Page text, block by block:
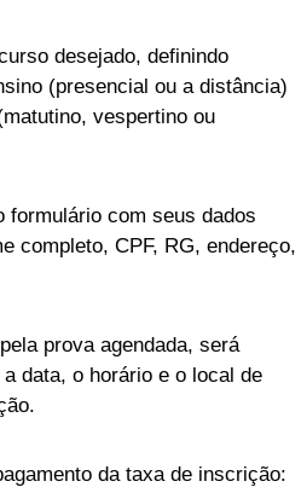
desejado, definindo
(presencial ou a distância)
vespertino ou
formulário com seus dados
completo, CPF, RG, endereço,
prova agendada, será
data, o horário e o local de
da taxa de inscrição: